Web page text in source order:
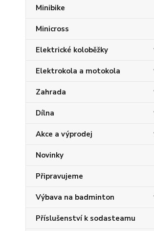
Minibike
Minicross
Elektrické koloběžky
Elektrokola a motokola
Zahrada
Dílna
Akce a výprodej
Novinky
Připravujeme
Výbava na badminton
Příslušenství k sodasteamu